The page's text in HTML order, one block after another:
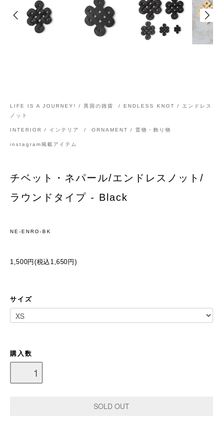
LIFE IS A JOURNEY! / 異国の雑貨 /
ENDLESS KNOT / エンドレス
ノット
INTERIOR / インテリア / ORNAMENT / 置物・飾り物
instagram掲載アイテム
チベット・ネパール/エンドレスノット/
ラウンドタイプ - Black
NE-ENRO-BK
1,500円(税込1,650円)
サイズ
購入数